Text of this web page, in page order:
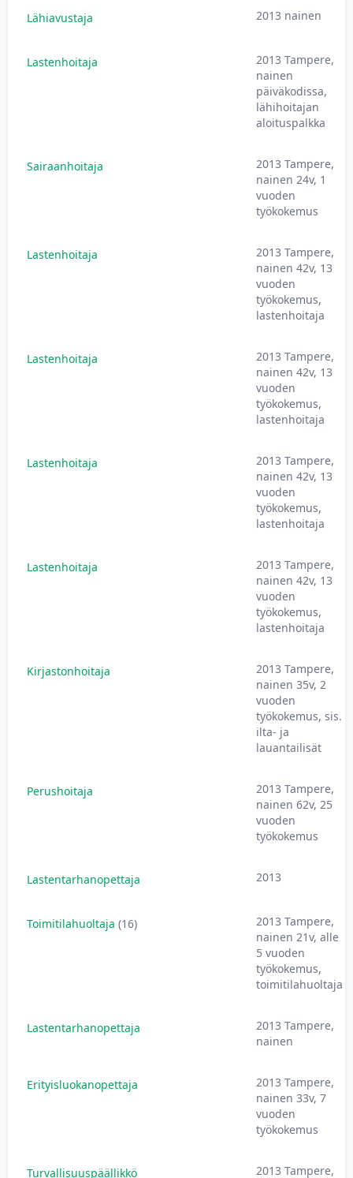
Lähiavustaja 2013 nainen
Lastenhoitaja
2013 Tampere,
nainen
päiväkodissa,
lähihoitajan
aloituspalkka
Sairaanhoitaja
2013 Tampere,
nainen 24v, 1
vuoden
työkokemus
Lastenhoitaja
2013 Tampere,
nainen 42v, 13
vuoden
työkokemus,
lastenhoitaja
Lastenhoitaja
2013 Tampere,
nainen 42v, 13
vuoden
työkokemus,
lastenhoitaja
Lastenhoitaja
2013 Tampere,
nainen 42v, 13
vuoden
työkokemus,
lastenhoitaja
Lastenhoitaja
2013 Tampere,
nainen 42v, 13
vuoden
työkokemus,
lastenhoitaja
Kirjastonhoitaja
2013 Tampere,
nainen 35v, 2
vuoden
työkokemus, sis.
ilta- ja
lauantailisät
Perushoitaja
2013 Tampere,
nainen 62v, 25
vuoden
työkokemus
Lastentarhanopettaja 2013
Toimitilahuoltaja (16)
2013 Tampere,
nainen 21v, alle
5 vuoden
työkokemus,
toimitilahuoltaja
Lastentarhanopettaja
2013 Tampere,
nainen
Erityisluokanopettaja
2013 Tampere,
nainen 33v, 7
vuoden
työkokemus
Turvallisuuspäällikkö 2013 Tampere,